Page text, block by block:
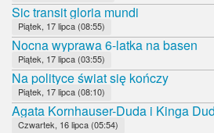
Sic transit gloria mundi
Piątek, 17 lipca (08:55)
Nocna wyprawa 6-latka na basen
Piątek, 17 lipca (03:55)
Na polityce świat się kończy
Piątek, 17 lipca (08:10)
Agata Kornhauser-Duda i Kinga
Czwartek, 16 lipca (05:54)